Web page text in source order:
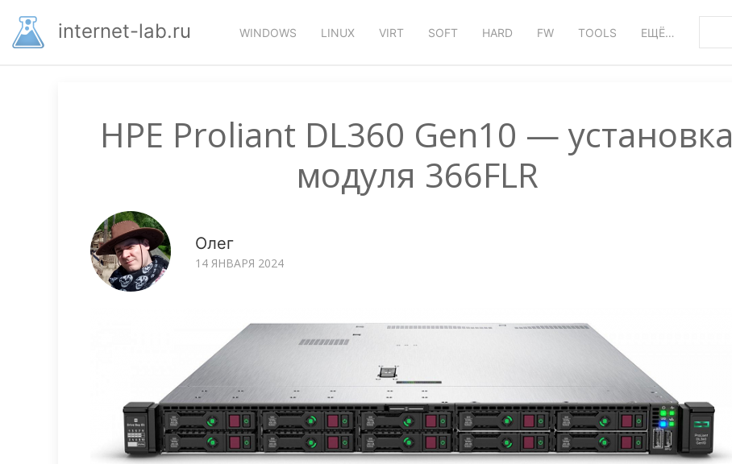
основномуinternet-lab.ru WINDOWS LINUX VIRT SOFT HARD FW TOOLS ЕЩЁ…
HPE Proliant DL360 Gen10 — установка
модуля 366FLR
Олег
14 ЯНВАРЯ 2024